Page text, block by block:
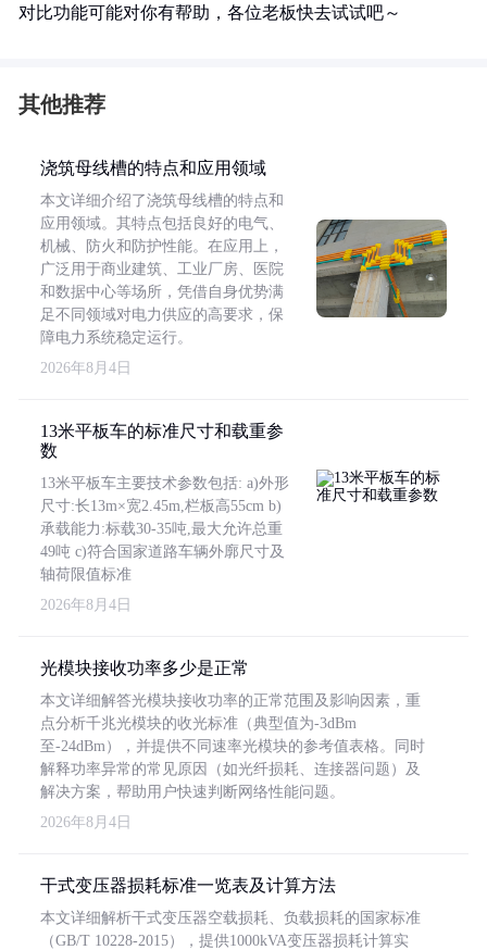
对比功能可能对你有帮助，各位老板快去试试吧～
其他推荐
浇筑母线槽的特点和应用领域
本文详细介绍了浇筑母线槽的特点和
应用领域。其特点包括良好的电气、
机械、防火和防护性能。在应用上，
广泛用于商业建筑、工业厂房、医院
和数据中心等场所，凭借自身优势满
足不同领域对电力供应的高要求，保
障电力系统稳定运行。
2026年8月4日
13米平板车的标准尺寸和载重参
数
13米平板车主要技术参数包括: a)外形
尺寸:长13m×宽2.45m,栏板高55cm b)
承载能力:标载30-35吨,最大允许总重
49吨 c)符合国家道路车辆外廓尺寸及
轴荷限值标准
2026年8月4日
光模块接收功率多少是正常
本文详细解答光模块接收功率的正常范围及影响因素，重
点分析千兆光模块的收光标准（典型值为-3dBm
至-24dBm），并提供不同速率光模块的参考值表格。同时
解释功率异常的常见原因（如光纤损耗、连接器问题）及
解决方案，帮助用户快速判断网络性能问题。
2026年8月4日
干式变压器损耗标准一览表及计算方法
本文详细解析干式变压器空载损耗、负载损耗的国家标准
（GB/T 10228-2015），提供1000kVA变压器损耗计算实